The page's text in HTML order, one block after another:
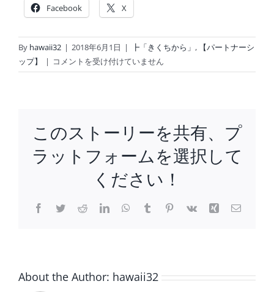
Facebook X
By hawaii32 | 2018年6月1日 | ┣「きくちから」 ,
【パートナーシ
ップ】
| 言
っ
な
で
い
か？
コメントを受け付けていません
このストーリーを共有、プ
ラットフォームを選択して
ください！
Facebook
TwitterRedditLinkedInWhatsApp
TumblrPinterest
Vk Xing 電
About the Author: hawaii32